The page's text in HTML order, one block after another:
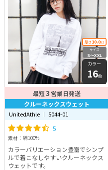
厚さ10.0oz
サイズ
S〜XXL
カラー
16色
最短3 営業日発送
クルーネックスウェット
UnitedAthle 丨 5044-01
5
素材：綿100%
カラーバリエーション豊富でシンプ
ルで着こなしやすいクルーネックス
ウェットです。